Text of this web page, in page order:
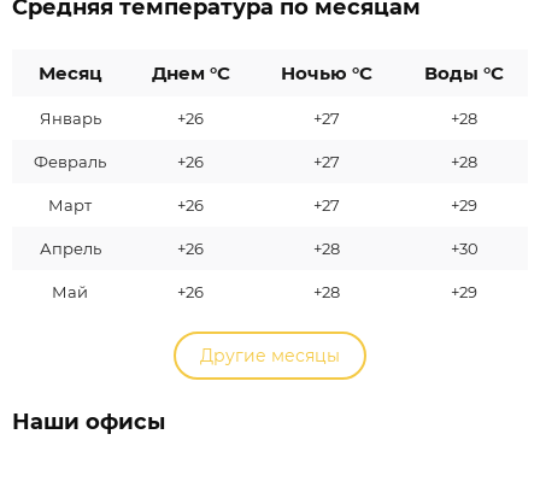
Средняя температура по месяцам
Месяц Днем °C Ночью °C Воды °C
Январь +26 +27 +28
Февраль +26 +27 +28
Март +26 +27 +29
Апрель +26 +28 +30
Май +26 +28 +29
Другие месяцы
Наши офисы